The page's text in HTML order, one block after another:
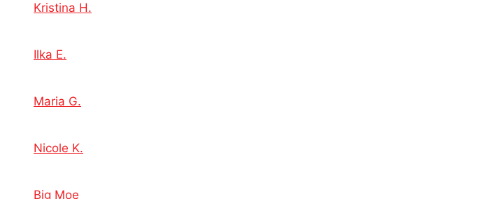
Kristina H.
Ilka E.
Maria G.
Nicole K.
Big Moe